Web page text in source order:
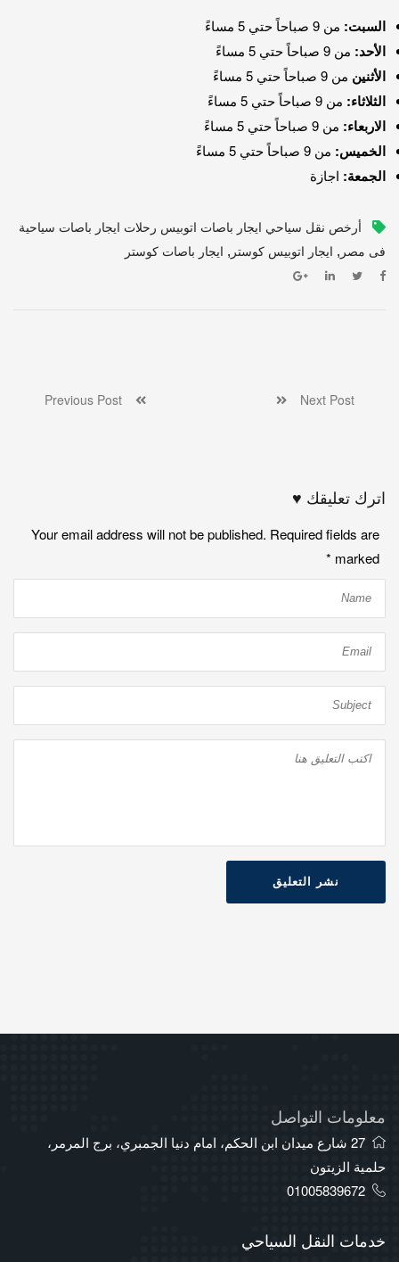
السبت: من 9 صباحاً حتي 5 مساءً
الأحد: من 9 صباحاً حتي 5 مساءً
الأثنين من 9 صباحاً حتي 5 مساءً
الثلاثاء: من 9 صباحاً حتي 5 مساءً
الاربعاء: من 9 صباحاً حتي 5 مساءً
الخميس: من 9 صباحاً حتي 5 مساءً
الجمعة: اجازة
أرخص نقل سياحي ايجار باصات اتوبيس رحلات ايجار باصات سياحية
فى مصر , ايجار اتوبيس كوستر , ايجار باصات كوستر
Next Post
اترك تعليقك ♥
Your email address will not be published. Required fields are
marked
*
نشر التعليق
معلومات التواصل
27 شارع ميدان ابن الحكم، امام دنيا الجمبري، برج المرمر،
حلمية الزيتون
01005839672
خدمات النقل السياحي